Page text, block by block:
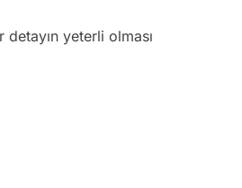
yeterli olması